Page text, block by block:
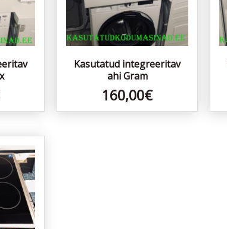
Kasutatud integreeritav
ahi Gram
160,00€